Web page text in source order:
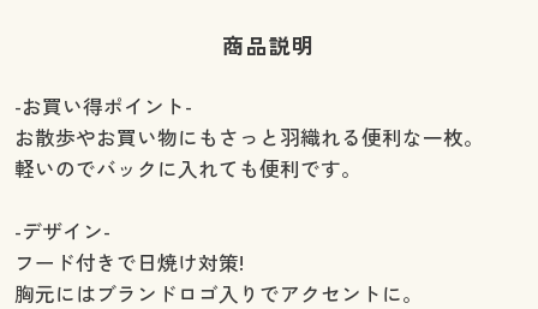
商品説明
-お買い得ポイント-
お散歩やお買い物にもさっと羽織れる便利な一枚。
軽いのでバックに入れても便利です。
-デザイン-
フード付きで日焼け対策!
胸元にはブランドロゴ入りでアクセントに。